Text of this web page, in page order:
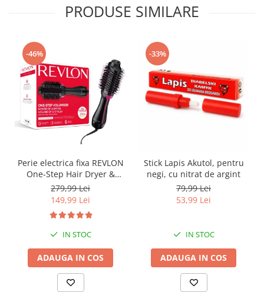
PRODUSE SIMILARE
-46%
Perie electrica fixa REVLON
One-Step Hair Dryer &
Volumizer, RVDR5222E2,
pentru par mediu si lung
279,99 Lei
149,99 Lei
IN STOC
ADAUGA IN COS
-33%
Stick Lapis Akutol, pentru
negi, cu nitrat de argint
79,99 Lei
53,99 Lei
IN STOC
ADAUGA IN COS